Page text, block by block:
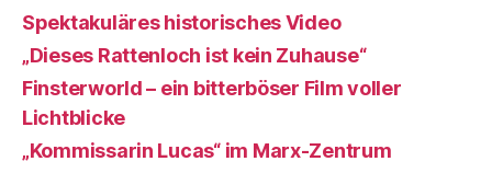
Spektakuläres historisches Video
„Dieses Rattenloch ist kein Zuhause“
Finsterworld – ein bitterböser Film voller
Lichtblicke
„Kommissarin Lucas“ im Marx-Zentrum